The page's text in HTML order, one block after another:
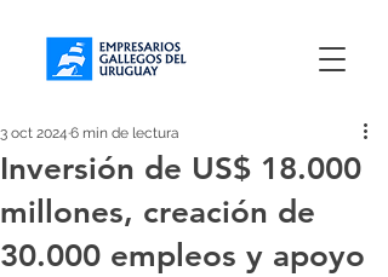
Inversión de US$ 18.000
millones, creación de
30.000 empleos y apoyo
3 oct 2024 6 min de lectura